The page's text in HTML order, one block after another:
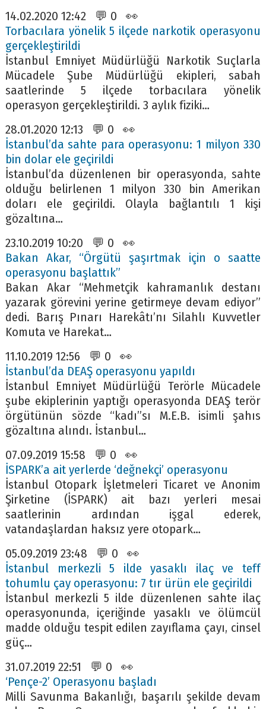
14.02.2020 12:42 💬 0 👀
Torbacılara yönelik 5 ilçede narkotik operasyonu
gerçekleştirildi
İstanbul Emniyet Müdürlüğü Narkotik Suçlarla
Mücadele Şube Müdürlüğü ekipleri, sabah
saatlerinde 5 ilçede torbacılara yönelik
operasyon gerçekleştirildi. 3 aylık fiziki…
28.01.2020 12:13 💬 0 👀
İstanbul’da sahte para operasyonu: 1 milyon 330
bin dolar ele geçirildi
İstanbul’da düzenlenen bir operasyonda, sahte
olduğu belirlenen 1 milyon 330 bin Amerikan
doları ele geçirildi. Olayla bağlantılı 1 kişi
gözaltına…
23.10.2019 10:20 💬 0 👀
Bakan Akar, “Örgütü şaşırtmak için o saatte
operasyonu başlattık”
Bakan Akar “Mehmetçik kahramanlık destanı
yazarak görevini yerine getirmeye devam ediyor”
dedi. Barış Pınarı Harekâtı’nı Silahlı Kuvvetler
Komuta ve Harekat…
11.10.2019 12:56 💬 0 👀
İstanbul’da DEAŞ operasyonu yapıldı
İstanbul Emniyet Müdürlüğü Terörle Mücadele
şube ekiplerinin yaptığı operasyonda DEAŞ terör
örgütünün sözde “kadı”sı M.E.B. isimli şahıs
gözaltına alındı. İstanbul…
07.09.2019 15:58 💬 0 👀
İSPARK’a ait yerlerde ‘değnekçi’ operasyonu
İstanbul Otopark İşletmeleri Ticaret ve Anonim
Şirketine (İSPARK) ait bazı yerleri mesai
saatlerinin ardından işgal ederek,
vatandaşlardan haksız yere otopark…
05.09.2019 23:48 💬 0 👀
İstanbul merkezli 5 ilde yasaklı ilaç ve teff
tohumlu çay operasyonu: 7 tır ürün ele geçirildi
İstanbul merkezli 5 ilde düzenlenen sahte ilaç
operasyonunda, içeriğinde yasaklı ve ölümcül
madde olduğu tespit edilen zayıflama çayı, cinsel
güç…
31.07.2019 22:51 💬 0 👀
‘Pençe-2’ Operasyonu başladı
Milli Savunma Bakanlığı, başarılı şekilde devam